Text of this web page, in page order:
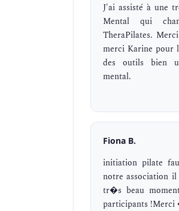
J'ai assisté à une
Mental qui
TheraPilates.
merci Karine pour
des outils bien
mental.
Fiona B.
initiation pilate
notre association il
tr�s beau
participants